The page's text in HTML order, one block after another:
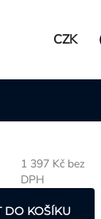
CZK
1 397 Kč bez
DPH
DO KOŠÍKU